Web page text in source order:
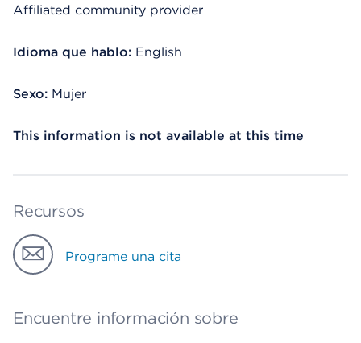
Affiliated community provider
Idioma que hablo: English
Sexo: Mujer
This information is not available at this time
Recursos
Programe una cita
Encuentre información sobre